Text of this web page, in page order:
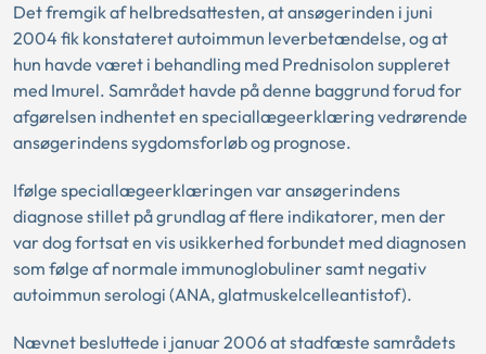
Det fremgik af helbredsattesten, at ansøgerinden i juni
2004 fik konstateret autoimmun leverbetændelse, og at
hun havde været i behandling med Prednisolon suppleret
med Imurel. Samrådet havde på denne baggrund forud for
afgørelsen indhentet en speciallægeerklæring vedrørende
ansøgerindens sygdomsforløb og prognose.
Ifølge speciallægeerklæringen var ansøgerindens
diagnose stillet på grundlag af flere indikatorer, men der
var dog fortsat en vis usikkerhed forbundet med diagnosen
som følge af normale immunoglobuliner samt negativ
autoimmun serologi (ANA, glatmuskelcelleantistof).
Nævnet besluttede i januar 2006 at stadfæste samrådets